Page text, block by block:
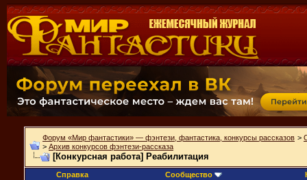
Форум «Мир фантастики» — фэнтези, фантастика, конкурсы рассказов >
> Архив конкурсов фэнтези-рассказа
[Конкурсная работа] Реабилитация
Справка Сообщество